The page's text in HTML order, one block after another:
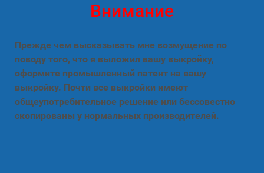
Внимание
Прежде чем высказывать мне возмущение по
поводу того, что я выложил вашу выкройку,
оформите промышленный патент на вашу
выкройку. Почти все выкройки имеют
общеупотребительное решение или бессовестно
скопированы у нормальных производителей.